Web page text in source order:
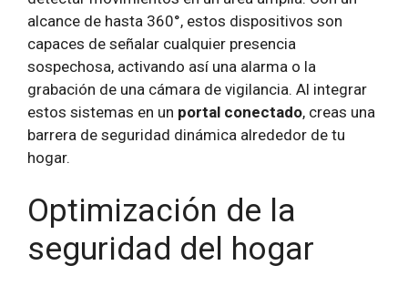
alcance de hasta 360°, estos dispositivos son
capaces de señalar cualquier presencia
sospechosa, activando así una alarma o la
grabación de una cámara de vigilancia. Al integrar
estos sistemas en un portal conectado, creas una
barrera de seguridad dinámica alrededor de tu
hogar.
Optimización de la
seguridad del hogar